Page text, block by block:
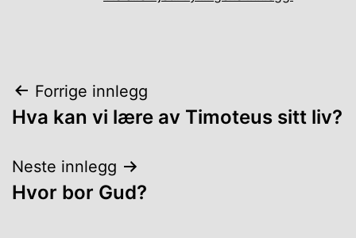
Innleggsnavigasjon
Forrige innlegg
Hva kan vi lære av Timoteus sitt liv?
Neste innlegg
Hvor bor Gud?